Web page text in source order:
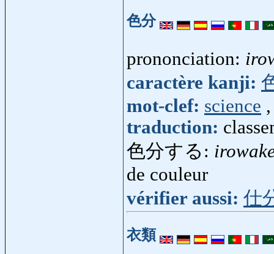
色分
prononciation:
caractère kanji:
mot-clef: science
traduction:
色分する:
de couleur
vérifier aussi: 仕
衣類